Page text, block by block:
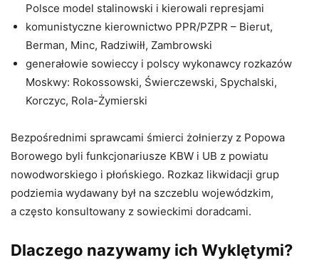
Polsce model stalinowski i kierowali represjami
komunistyczne kierownictwo PPR/PZPR – Bierut,
Berman, Minc, Radziwiłł, Zambrowski
generałowie sowieccy i polscy wykonawcy rozkazów
Moskwy: Rokossowski, Świerczewski, Spychalski,
Korczyc, Rola-Żymierski
Bezpośrednimi sprawcami śmierci żołnierzy z Popowa
Borowego byli funkcjonariusze KBW i UB z powiatu
nowodworskiego i płońskiego. Rozkaz likwidacji grup
podziemia wydawany był na szczeblu wojewódzkim,
a często konsultowany z sowieckimi doradcami.
Dlaczego nazywamy ich Wyklętymi?